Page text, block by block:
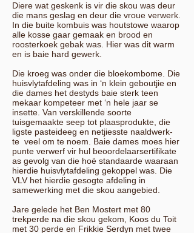
Diere wat geskenk is vir die skou was deur
die mans geslag en deur die vroue verwerk.
In die buite kombuis was houtstowe waarop
alle kosse gaar gemaak en brood en
roosterkoek gebak was. Hier was dit warm
en is baie hard gewerk.
Die kroeg was onder die bloekombome. Die
huisvlytafdeling was in ‘n klein geboutjie en
die dames het destyds baie sterk teen
mekaar kompeteer met ‘n hele jaar se
insette. Van verskillende soorte
tuisgemaakte seep tot plaasprodukte, die
ligste pasteideeg en netjiesste naaldwerk-
te veel om te noem. Baie dames moes hier
punte verwerf vir hul beoordelaarsertifikate
as gevolg van die hoë standaarde waaraan
hierdie huisvlytafdeling gekoppel was. Die
VLV het hierdie gesogte afdeling in
samewerking met die skou aangebied.
Jare gelede het Ben Mostert met 80
trekperde na die skou gekom, Koos du Toit
met 30 perde en Frikkie Serdyn met twee